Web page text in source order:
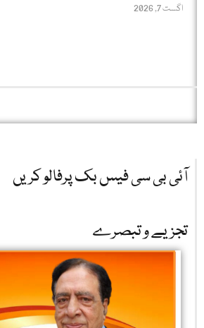
اگست 7, 2026
آئی بی سی فیس بک پرفالو کریں
تجزیے و تبصرے